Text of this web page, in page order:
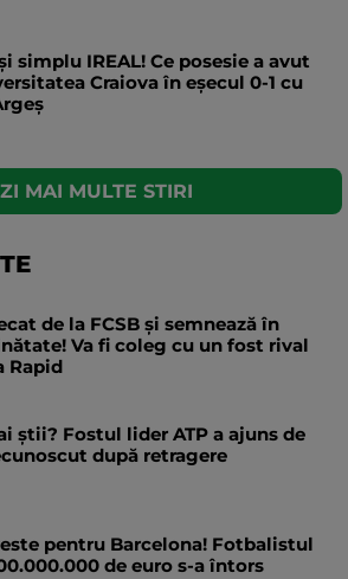
simplu IREAL! Ce posesie a avut
Craiova în eșecul 0-1 cu
MAI MULTE STIRI
de la FCSB și semnează în
Va fi coleg cu un fost rival
Rapid
știi? Fostul lider ATP a ajuns de
după retragere
pentru Barcelona! Fotbalistul
de euro s-a întors